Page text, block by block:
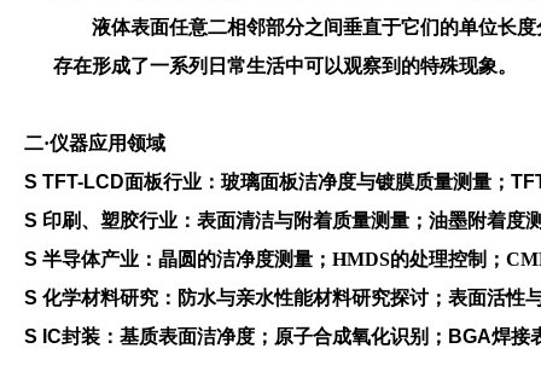
液体表面任意二相邻部分之间垂直于它们的单位长
存在形成了一系列日常生活中可以观察到的特殊现象。
二·仪器应用领域
S TFT-LCD面板行业：玻璃面板洁净度与镀膜质量测量；
S 印刷、塑胶行业：表面清洁与附着质量测量；油墨附着度
S 半导体产业：晶圆的洁净度测量； HMDS的处理控制；
S 化学材料研究：防水与亲水性能材料研究探讨；表面活性
S IC封装：基质表面洁净度；原子合成氧化识别；BGA焊接